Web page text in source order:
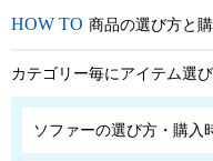
商品の選び方と
カテゴリー毎にアイテム選
ソファーの選び方・購入